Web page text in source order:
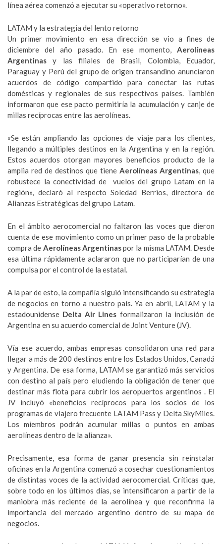
línea aérea comenzó a ejecutar su «operativo retorno».
LATAM y la estrategia del lento retorno
Un primer movimiento en esa dirección se vio a fines de
diciembre del año pasado. En ese momento, Aerolíneas
Argentinas y las filiales de Brasil, Colombia, Ecuador,
Paraguay y Perú del grupo de origen transandino anunciaron
acuerdos de código compartido para conectar las rutas
domésticas y regionales de sus respectivos países. También
informaron que ese pacto permitiría la acumulación y canje de
millas recíprocas entre las aerolíneas.
«Se están ampliando las opciones de viaje para los clientes,
llegando a múltiples destinos en la Argentina y en la región.
Estos acuerdos otorgan mayores beneficios producto de la
amplia red de destinos que tiene Aerolíneas Argentinas, que
robustece la conectividad de vuelos del grupo Latam en la
región», declaró al respecto Soledad Berrios, directora de
Alianzas Estratégicas del grupo Latam.
En el ámbito aerocomercial no faltaron las voces que dieron
cuenta de ese movimiento como un primer paso de la probable
compra de Aerolíneas Argentinaspor la misma LATAM. Desde
esa última rápidamente aclararon que no participarían de una
compulsa por el control de la estatal.
A la par de esto, la compañía siguió intensificando su estrategia
de negocios en torno a nuestro país. Ya en abril, LATAM y la
estadounidense Delta Air Lines formalizaron la inclusión de
Argentina en su acuerdo comercial de Joint Venture (JV).
Vía ese acuerdo, ambas empresas consolidaron una red para
llegar a más de 200 destinos entre los Estados Unidos, Canadá
y Argentina. De esa forma, LATAM se garantizó más servicios
con destino al país pero eludiendo la obligación de tener que
destinar más flota para cubrir los aeropuertos argentinos . El
JV incluyó «beneficios recíprocos para los socios de los
programas de viajero frecuente LATAM Pass y Delta SkyMiles.
Los miembros podrán acumular millas o puntos en ambas
aerolíneas dentro de la alianza».
Precisamente, esa forma de ganar presencia sin reinstalar
oficinas en la Argentina comenzó a cosechar cuestionamientos
de distintas voces de la actividad aerocomercial. Críticas que,
sobre todo en los últimos días, se intensificaron a partir de la
maniobra más reciente de la aerolínea y que reconfirma la
importancia del mercado argentino dentro de su mapa de
negocios.